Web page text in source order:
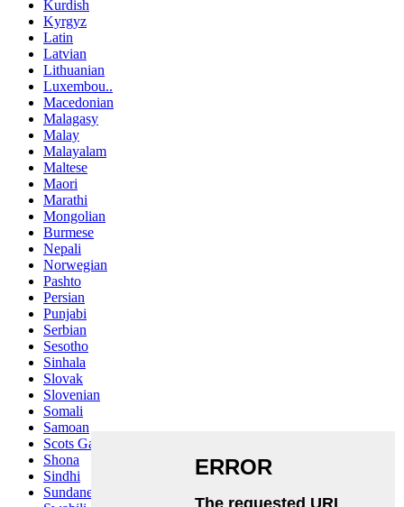
Kurdish
Kyrgyz
Latin
Latvian
Lithuanian
Luxembou..
Macedonian
Malagasy
Malay
Malayalam
Maltese
Maori
Marathi
Mongolian
Burmese
Nepali
Norwegian
Pashto
Persian
Punjabi
Serbian
Sesotho
Sinhala
Slovak
Slovenian
Somali
Samoan
Scots Gaelic
Shona
Sindhi
Sundanese